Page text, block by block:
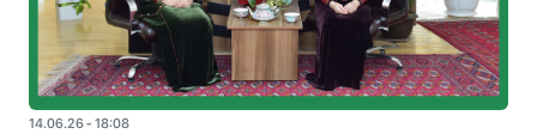
14.06.26 - 18:08